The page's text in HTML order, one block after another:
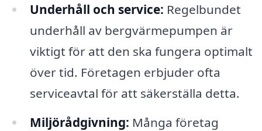
Underhåll och service: Regelbundet
underhåll av bergvärmepumpen är
viktigt för att den ska fungera optimalt
över tid. Företagen erbjuder ofta
serviceavtal för att säkerställa detta.
Miljörådgivning: Många företag